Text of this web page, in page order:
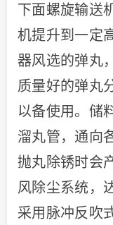
下面螺旋输送
机提升到一定
器风选的弹丸
质量好的弹丸
以备使用。储
溜丸管，通向
抛丸除锈时会
风除尘系统，
采用脉冲反吹